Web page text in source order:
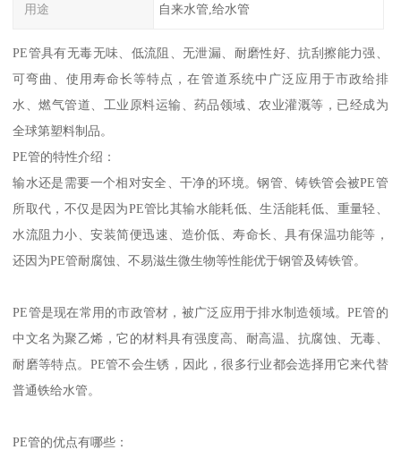
用途 自来水管,给水管
PE管具有无毒无味、低流阻、无泄漏、耐磨性好、抗刮擦能力强、
可弯曲、使用寿命长等特点，在管道系统中广泛应用于市政给排
水、燃气管道、工业原料运输、药品领域、农业灌溉等，已经成为
全球第塑料制品。
PE管的特性介绍：
输水还是需要一个相对安全、干净的环境。钢管、铸铁管会被PE管
所取代，不仅是因为PE管比其输水能耗低、生活能耗低、重量轻、
水流阻力小、安装简便迅速、造价低、寿命长、具有保温功能等，
还因为PE管耐腐蚀、不易滋生微生物等性能优于钢管及铸铁管。
PE管是现在常用的市政管材，被广泛应用于排水制造领域。PE管的
中文名为聚乙烯，它的材料具有强度高、耐高温、抗腐蚀、无毒、
耐磨等特点。PE管不会生锈，因此，很多行业都会选择用它来代替
普通铁给水管。
PE管的优点有哪些：